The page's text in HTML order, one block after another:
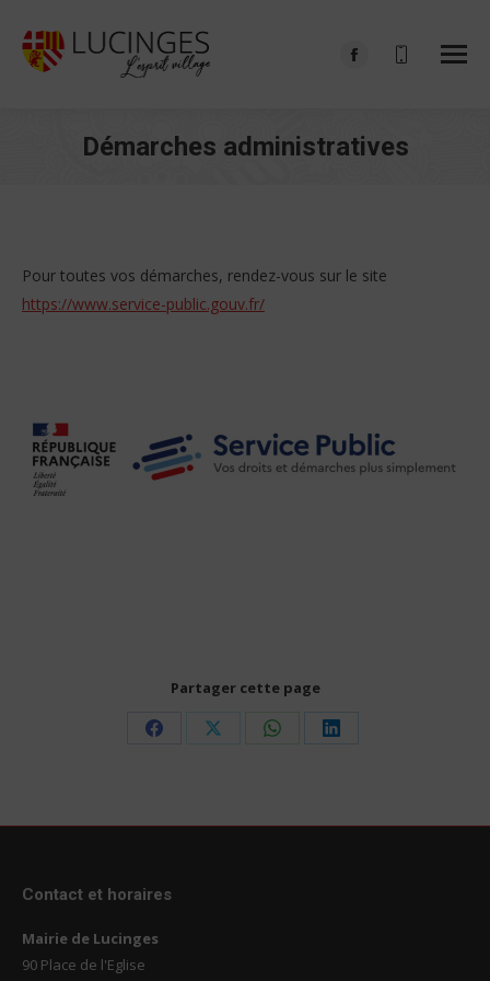
Facebook
in
Démarches administratives
Pour toutes vos démarches, rendez-vous sur le site
https://www.service-public.gouv.fr/
Partager cette page
Share
Share
Share
Share
Contact et horaires
Mairie de Lucinges
90 Place de l'Eglise